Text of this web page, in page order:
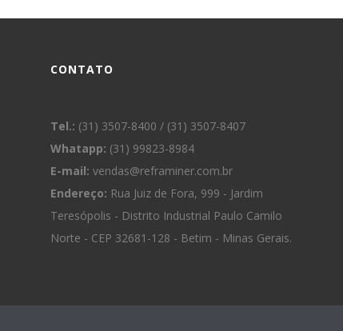
CONTATO
Tel.: (31) 3507-8400 / (31) 3507-8407
Whatapp: (31) 99823-8984
E-mail: vendas@reframiner.com.br
Endereço: Rua Juiz de Fora, 999 - Jardim
Teresópolis - Distrito Industrial Paulo Camilo
Norte - CEP 32681-128 - Betim - Minas Gerais.